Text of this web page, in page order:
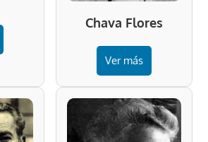
Chava Flores
Ver más